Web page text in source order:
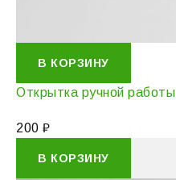
В КОРЗИНУ
Открытка ручной работы
200 ₽
В КОРЗИНУ